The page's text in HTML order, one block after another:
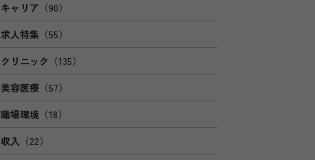
キャリア （90）
求人特集 （55）
クリニック （135）
美容医療 （57）
職場環境 （18）
収入 （22）